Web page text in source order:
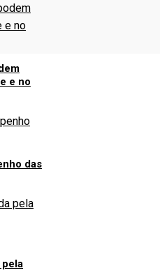
e no
das